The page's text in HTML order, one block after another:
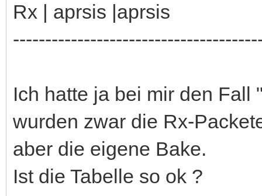
Rx | aprsis |aprsis
Ich hatte ja bei mir den Fall
wurden zwar die Rx-
aber die eigene Bake.
Ist die Tabelle so ok ?